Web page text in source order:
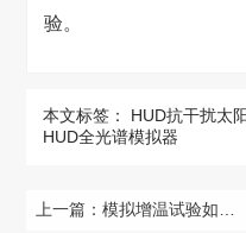
验。
本文标签： HUD抗干扰太
HUD全光谱模拟器
上一篇：模拟增温试验如何做到精细化研究？